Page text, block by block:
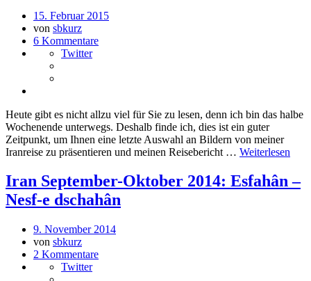
15. Februar 2015
von sbkurz
6 Kommentare
Twitter
Heute gibt es nicht allzu viel für Sie zu lesen, denn ich bin das halbe
Wochenende unterwegs. Deshalb finde ich, dies ist ein guter
Zeitpunkt, um Ihnen eine letzte Auswahl an Bildern von meiner
Iranreise zu präsentieren und meinen Reisebericht … Weiterlesen
Iran September-Oktober 2014: Esfahân –
Nesf-e dschahân
9. November 2014
von sbkurz
2 Kommentare
Twitter